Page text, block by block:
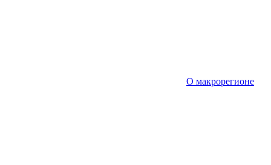
О макрорегионе